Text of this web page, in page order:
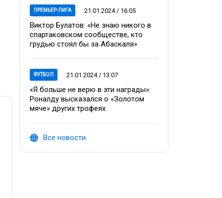
ПРЕМЬЕР-ЛИГА 21.01.2024 / 16:05
Виктор Булатов: «Не знаю никого в
спартаковском сообществе, кто
грудью стоял бы за Абаскаля»
ФУТБОЛ 21.01.2024 / 13:07
«Я больше не верю в эти награды»:
Роналду высказался о «Золотом
мяче» других трофеях
Все новости